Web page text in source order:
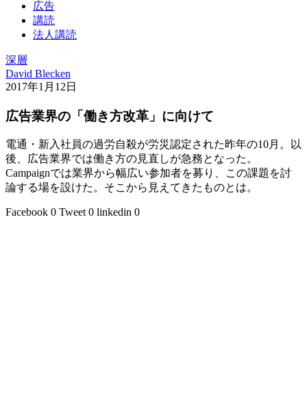
広告
講読
法人講読
深層
David Blecken
2017年1月12日
広告業界の「働き方改革」に向けて
電通・新入社員の過労自殺が労災認定された昨年の10月。以
後、広告業界では働き方の見直しが急務となった。
Campaignでは業界から幅広い参加者を募り、この課題を討
論する場を設けた。そこから見えてきたものとは。
Facebook 0 Tweet 0 linkedin 0